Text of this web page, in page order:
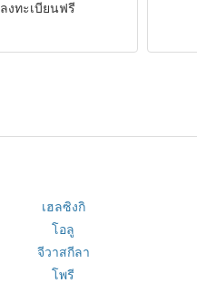
ลงทะเบียนฟรี
เฮลซิงกิ
โอลู
จีวาสกีลา
โพรี